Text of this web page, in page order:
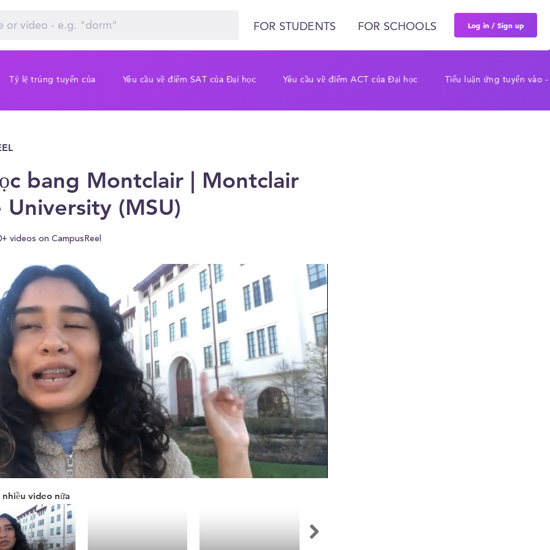
FOR STUDENTS FOR SCHOOLS Log in / Sign up
Tỷ lệ trúng tuyển của Yêu cầu về điểm SAT của Đại học Yêu cầu về điểm ACT của Đại học Tiểu luận ứng tuyển vào
bang Montclair | Montclair
University (MSU)
videos on CampusReel
nhiều video nữa